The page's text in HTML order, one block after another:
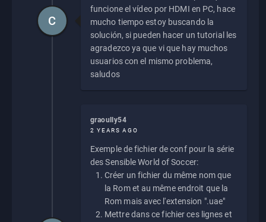
funcione el vídeo por HDMI en PC, hace
mucho tiempo estoy buscando la
solución, si pueden hacer un tutorial les
agradezco ya que vi que hay muchos
usuarios con el mismo problema,
saludos
C
graoully54
2 YEARS AGO
Exemple de fichier de conf pour la série
des Sensible World of Soccer:
Créer un fichier du même nom que
la Rom et au même endroit que la
Rom mais avec l'extension ".uae"
Mettre dans ce fichier ces lignes et